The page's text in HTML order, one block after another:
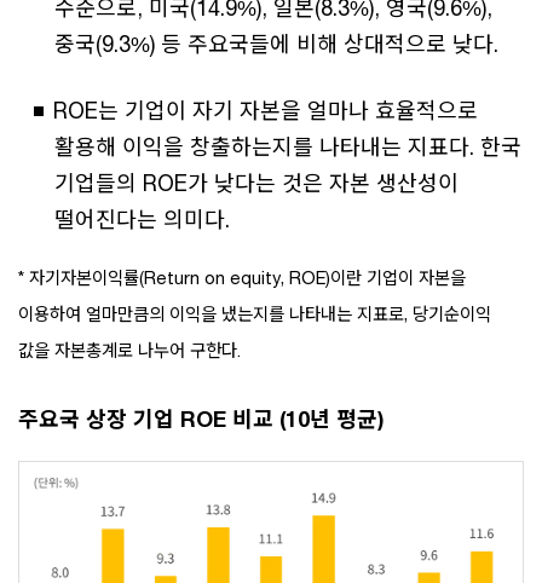
수준으로, 미국(14.9%), 일본(8.3%), 영국(9.6%),
중국(9.3%) 등 주요국들에 비해 상대적으로 낮다.
ROE는 기업이 자기 자본을 얼마나 효율적으로
활용해 이익을 창출하는지를 나타내는 지표다. 한국
기업들의 ROE가 낮다는 것은 자본 생산성이
떨어진다는 의미다.
* 자기자본이익률(Return on equity, ROE)이란 기업이 자본을
이용하여 얼마만큼의 이익을 냈는지를 나타내는 지표로, 당기순이익
값을 자본총계로 나누어 구한다.
주요국 상장 기업 ROE 비교 (10년 평균)